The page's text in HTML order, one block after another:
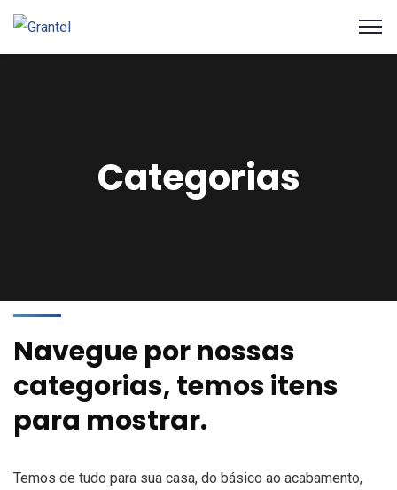
Categorias
Navegue por nossas
categorias, temos itens
para mostrar.
Temos de tudo para sua casa, do básico ao acabamento,